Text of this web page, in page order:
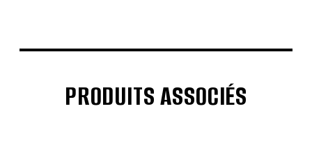
PRODUITS ASSOCIÉS